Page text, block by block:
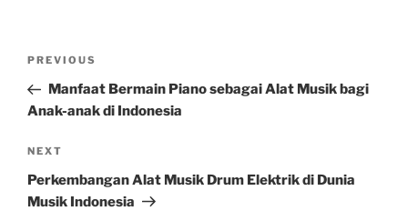
Previous
Post
PREVIOUS
Manfaat Bermain Piano sebagai Alat Musik bagi
Anak-anak di Indonesia
Next
Post
NEXT
Perkembangan Alat Musik Drum Elektrik di Dunia
Musik Indonesia